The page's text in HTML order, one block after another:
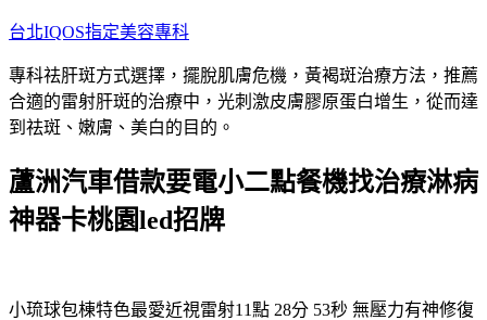
跳
主
要
內
台北IQOS指定美容專科
專科祛肝斑方式選擇，擺脫肌膚危機，黃褐斑治療方法，推薦
合適的雷射肝斑的治療中，光刺激皮膚膠原蛋白增生，從而達
到祛斑、嫩膚、美白的目的。
蘆洲汽車借款要電小二點餐機找治療淋病
神器卡桃園led招牌
小琉球包棟特色最愛近視雷射11點 28分 53秒 無壓力有神修復